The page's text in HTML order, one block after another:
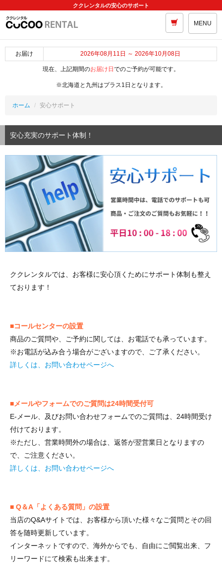
ククレンタルの安心のサポート
MENU
お届け 2026年08月11日 ～ 2026年10月08日
現在、上記期間のお届け日 でのご予約が可能です。
※北海道と九州はプラス1日となります。
ホーム 安心サポート
安心充実のサポート体制！
ククレンタルでは、お客様に安心頂くためにサポート体制も整え
ております！
■コールセンターの設置
商品のご質問や、ご予約に関しては、お電話でも承っています。
※お電話が込み合う場合がございますので、ご了承ください。
詳しくは、お問い合わせページへ
■メールやフォームでのご質問は24時間受付可
E-メール、及びお問い合わせフォームでのご質問は、24時間受け
付けております。
※ただし、営業時間外の場合は、返答が翌営業日となりますの
で、ご注意ください。
詳しくは、お問い合わせページへ
■ Q＆A「よくある質問」の設置
当店のQ&Aサイトでは、お客様から頂いた様々なご質問とその回
答を随時更新しています。
インターネットですので、海外からでも、自由にご閲覧出来、フ
リーワードにて検索も出来ます。